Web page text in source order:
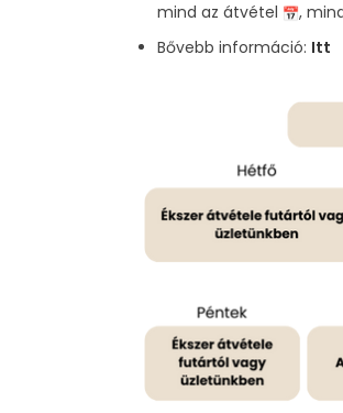
mind az átvétel
,
Bővebb információ: Itt